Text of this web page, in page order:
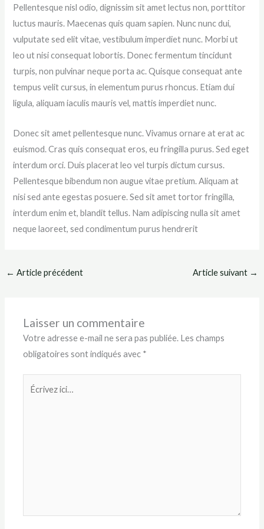
Pellentesque nisl odio, dignissim sit amet lectus non, porttitor
luctus mauris. Maecenas quis quam sapien. Nunc nunc dui,
vulputate sed elit vitae, vestibulum imperdiet nunc. Morbi ut
leo ut nisi consequat lobortis. Donec fermentum tincidunt
turpis, non pulvinar neque porta ac.Quisque consequat ante
tempus velit cursus, in elementum purus rhoncus. Etiam dui
ligula, aliquam iaculis mauris vel, mattis imperdiet nunc.
Donec sit amet pellentesque nunc. Vivamus ornare at erat ac
euismod. Cras quis consequat eros, eu fringilla purus. Sed eget
interdum orci. Duis placerat leo vel turpis dictum cursus.
Pellentesque bibendum non augue vitae pretium. Aliquam at
nisi sed ante egestas posuere. Sed sit amet tortor fringilla,
interdum enim et, blandit tellus. Nam adipiscing nulla sit amet
neque laoreet, sed condimentum purus hendrerit
← Article précédent Article suivant →
Laisser un commentaire
Votre adresse e-mail ne sera pas publiée. Les champs
obligatoires sont indiqués avec *
Écrivez